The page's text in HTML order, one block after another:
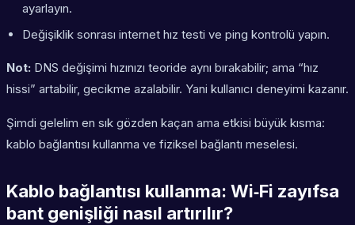
ayarlayın.
Değişiklik sonrası internet hız testi ve ping kontrolü yapın.
Not: DNS değişimi hızınızı teoride aynı bırakabilir; ama “hız
hissi” artabilir, gecikme azalabilir. Yani kullanıcı deneyimi kazanır.
Şimdi gelelim en sık gözden kaçan ama etkisi büyük kısma:
kablo bağlantısı kullanma ve fiziksel bağlantı meselesi.
Kablo bağlantısı kullanma: Wi‑Fi zayıfsa
bant genişliği nasıl artırılır?